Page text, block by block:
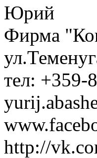
Юрий
Фирма
тел: +359-
http://